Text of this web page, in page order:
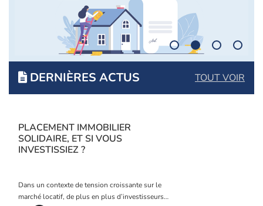
DERNIÈRES ACTUS TOUT VOIR
PLACEMENT IMMOBILIER
SOLIDAIRE, ET SI VOUS
INVESTISSIEZ ?
Dans un contexte de tension croissante sur le
marché locatif, de plus en plus d’investisseurs…